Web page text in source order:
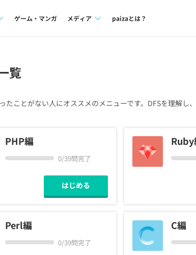
ゲーム・マンガ メディア paizaとは？
覧
ことがない人にオススメのメニューです。DFSを理解し
PHP編
0/39問完了
はじめる
Ruby
Perl編
0/39問完了
C編